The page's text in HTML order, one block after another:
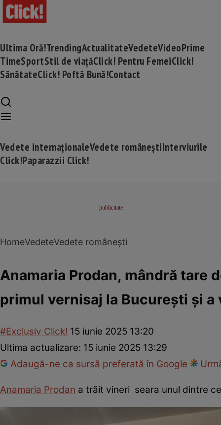
Ultima Oră!TrendingActualitateVedeteVideoPrime
TimeSportStil de viațăClick! Pentru FemeiClick!
SănătateClick! Poftă Bună!Contact
Vedete internaționaleVedete româneștiInterviurile
Click!Paparazzii Click!
HomeVedeteVedete românești
Anamaria Prodan, mândră tare
primul vernisaj la București și
#Exclusiv Click! 15 iunie 2025 13:20
Ultima actualizare: 15 iunie 2025 13:29
Adaugă-ne ca sursă preferată în Google
Anamaria Prodan a trăit vineri seara unul dintre